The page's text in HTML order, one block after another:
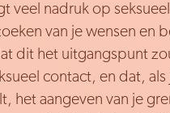
veel nadruk op
van je wensen en
dit het uitgangspunt
contact, en dat,
het aangeven van je